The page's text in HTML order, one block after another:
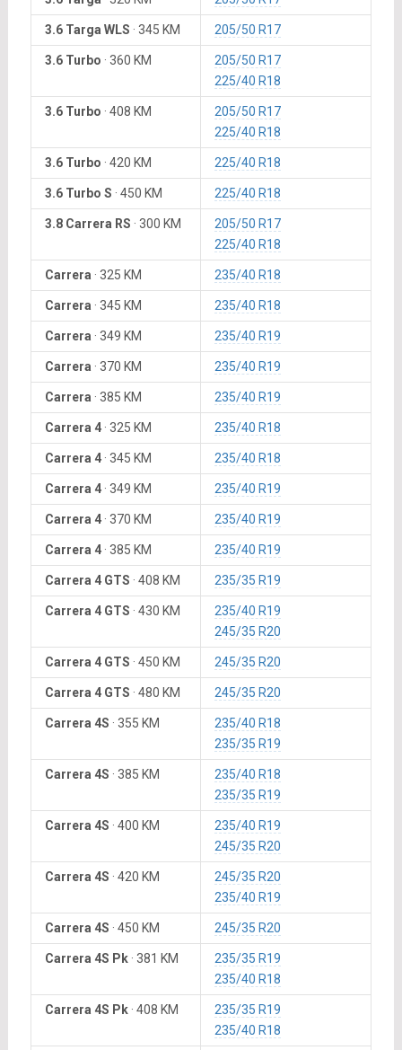
3.6 Targa WLS · 345 KM 205/50 R17
3.6 Turbo · 360 KM
205/50 R17
225/40 R18
3.6 Turbo · 408 KM
205/50 R17
225/40 R18
3.6 Turbo · 420 KM 225/40 R18
3.6 Turbo S · 450 KM 225/40 R18
3.8 Carrera RS · 300 KM
205/50 R17
225/40 R18
Carrera · 325 KM 235/40 R18
Carrera · 345 KM 235/40 R18
Carrera · 349 KM 235/40 R19
Carrera · 370 KM 235/40 R19
Carrera · 385 KM 235/40 R19
Carrera 4· 325 KM 235/40 R18
Carrera 4· 345 KM 235/40 R18
Carrera 4· 349 KM 235/40 R19
Carrera 4· 370 KM 235/40 R19
Carrera 4· 385 KM 235/40 R19
Carrera 4 GTS · 408 KM 235/35 R19
Carrera 4 GTS · 430 KM
235/40 R19
245/35 R20
Carrera 4 GTS · 450 KM 245/35 R20
Carrera 4 GTS · 480 KM 245/35 R20
Carrera 4S · 355 KM
235/40 R18
235/35 R19
Carrera 4S · 385 KM
235/40 R18
235/35 R19
Carrera 4S · 400 KM
235/40 R19
245/35 R20
Carrera 4S · 420 KM
245/35 R20
235/40 R19
Carrera 4S · 450 KM 245/35 R20
Carrera 4S Pk· 381 KM
235/35 R19
235/40 R18
Carrera 4S Pk· 408 KM
235/35 R19
235/40 R18